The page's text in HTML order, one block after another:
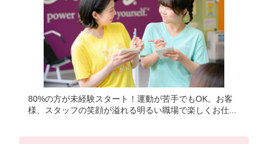
80%の方が未経験スタート！運動が苦手でもOK。お客
様、スタッフの笑顔が溢れる明るい職場で楽しくお仕...